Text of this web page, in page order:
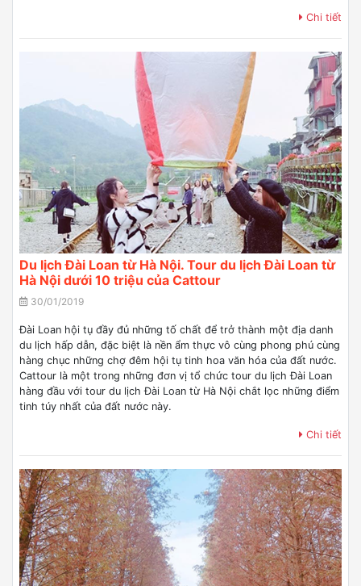
Chi tiết
Du lịch Đài Loan từ Hà Nội. Tour du lịch Đài Loan từ
Hà Nội dưới 10 triệu của Cattour
30/01/2019
Đài Loan hội tụ đầy đủ những tố chất để trở thành một địa danh
du lịch hấp dẫn, đặc biệt là nền ẩm thực vô cùng phong phú cùng
hàng chục những chợ đêm hội tụ tinh hoa văn hóa của đất nước.
Cattour là một trong những đơn vị tổ chức tour du lịch Đài Loan
hàng đầu với tour du lịch Đài Loan từ Hà Nội chắt lọc những điểm
tinh túy nhất của đất nước này.
Chi tiết